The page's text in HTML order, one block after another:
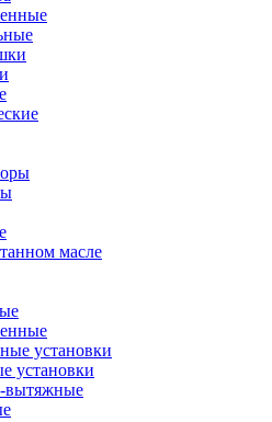
масле
установки
вытяжные